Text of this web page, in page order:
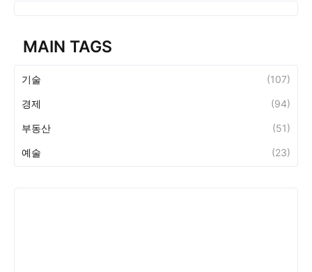
MAIN TAGS
기술 (107)
경제 (94)
부동산 (51)
예술 (23)